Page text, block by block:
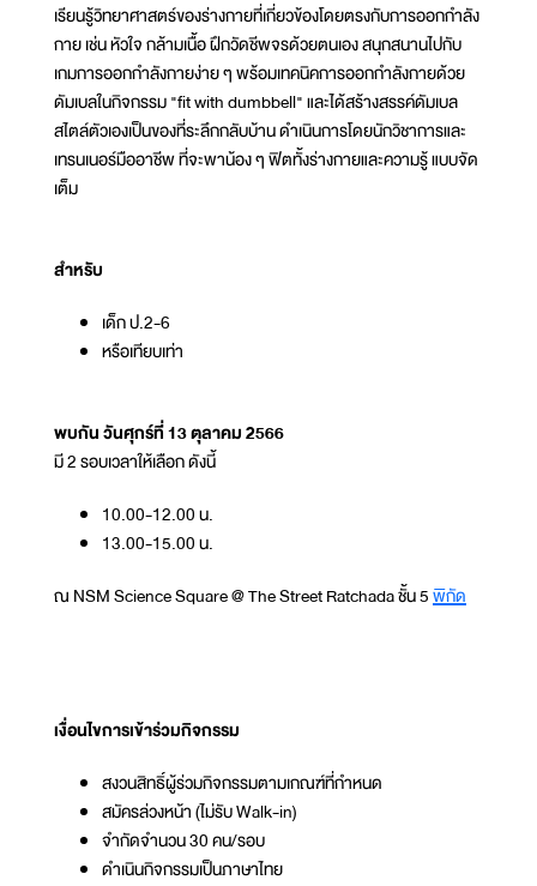
เรียนรู้วิทยาศาสตร์ของร่างกายที่เกี่ยวข้องโดยตรงกับการออกกำลัง
กาย เช่น หัวใจ กล้ามเนื้อ ฝึกวัดชีพจรด้วยตนเอง สนุกสนานไปกับ
เกมการออกกำลังกายง่าย ๆ พร้อมเทคนิคการออกกำลังกายด้วย
ดัมเบลในกิจกรรม "fit with dumbbell" และได้สร้างสรรค์ดัมเบล
สไตล์ตัวเองเป็นของที่ระลึกกลับบ้าน ดำเนินการโดยนักวิชาการและ
เทรนเนอร์มืออาชีพ ที่จะพาน้อง ๆ ฟิตทั้งร่างกายและความรู้ แบบจัด
เต็ม
สำหรับ
เด็ก ป.2-6
หรือเทียบเท่า
พบกัน วันศุกร์ที่ 13 ตุลาคม 2566
มี 2 รอบเวลาให้เลือก ดังนี้
10.00-12.00 น.
13.00-15.00 น.
ณ NSM Science Square @ The Street Ratchada ชั้น 5พิกัด
เงื่อนไขการเข้าร่วมกิจกรรม
สงวนสิทธิ์ผู้ร่วมกิจกรรมตามเกณฑ์ที่กำหนด
สมัครล่วงหน้า (ไม่รับ Walk-in)
จำกัดจำนวน 30 คน/รอบ
ดำเนินกิจกรรมเป็นภาษาไทย